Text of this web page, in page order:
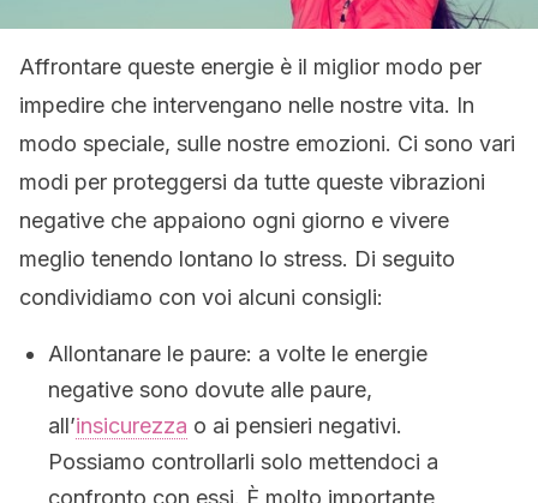
Affrontare queste energie è il miglior modo per
impedire che intervengano nelle nostre vita. In
modo speciale, sulle nostre emozioni. Ci sono vari
modi per proteggersi da tutte queste vibrazioni
negative che appaiono ogni giorno e vivere
meglio tenendo lontano lo stress. Di seguito
condividiamo con voi alcuni consigli:
Allontanare le paure: a volte le energie
negative sono dovute alle paure,
all’insicurezza o ai pensieri negativi.
Possiamo controllarli solo mettendoci a
confronto con essi. È molto importante